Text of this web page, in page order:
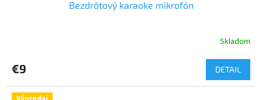
Bezdrôtový karaoke mikrofón
produktu
je
5,0
Skladom
€9 DETAIL